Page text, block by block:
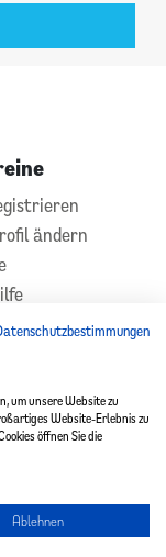
ändern
um unsere Website zu
Website-Erlebnis zu
öffnen Sie die
Ablehnen